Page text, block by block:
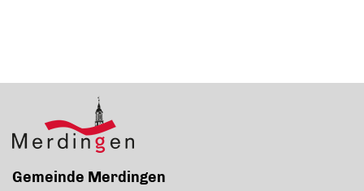
Gemeinde Merdingen